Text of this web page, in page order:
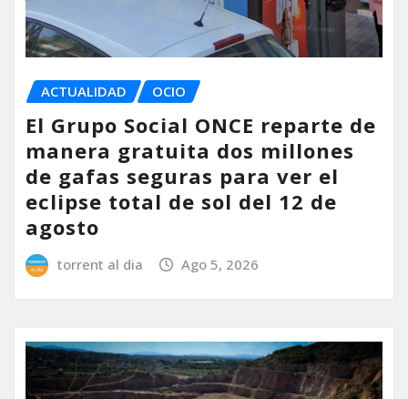
ACTUALIDAD OCIO
El Grupo Social ONCE reparte de
manera gratuita dos millones
de gafas seguras para ver el
eclipse total de sol del 12 de
agosto
torrent al dia Ago 5, 2026